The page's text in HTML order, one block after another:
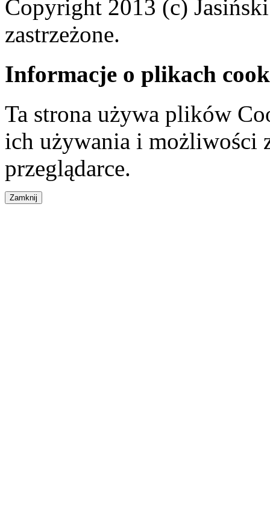
Copyright 2013 (c)
zastrzeżone.
Informacje o plikach
Ta strona używa plików
ich używania i możliwości
przeglądarce.